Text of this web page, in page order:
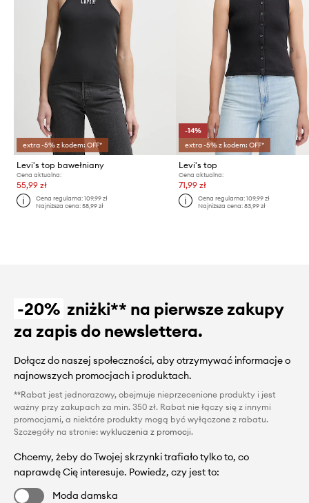
extra -5% z kodem: OFF*
Levi's top bawełniany
Cena aktualna:
55,99 zł
Cena regularna:109,99 zł
Najniższa cena:58,99 zł
-14%
extra -5% z kodem: OFF*
Levi's top
Cena aktualna:
71,99 zł
Cena regularna: 109,99 zł
Najniższa cena: 83,99 zł
-20% zniżki** na pierwsze zakupy
za zapis do newslettera.
Dołącz do naszej społeczności, aby otrzymywać informacje o
najnowszych promocjach i produktach.
**Rabat jest jednorazowy, obejmuje nieprzecenione produkty i jest
ważny przy zakupach za min. 350 zł. Rabat nie łączy się z innymi
promocjami, a niektóre produkty mogą być wyłączone z rabatu.
Szczegóły na stronie: wykluczenia z promocji.
Chcemy, żeby do Twojej skrzynki trafiało tylko to, co
naprawdę Cię interesuje. Powiedz, czy jest to:
Moda damska